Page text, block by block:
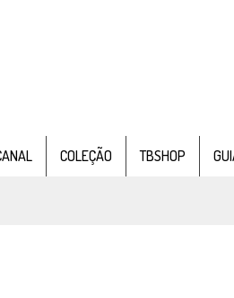
COLEÇÃO TBSHOP
WORDS